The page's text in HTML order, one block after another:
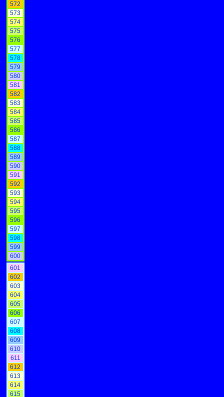
572
573
574
575
576
577
578
579
580
581
582
583
584
585
586
587
588
589
590
591
592
593
594
595
596
597
598
599
600
601
602
603
604
605
606
607
608
609
610
611
612
613
614
615